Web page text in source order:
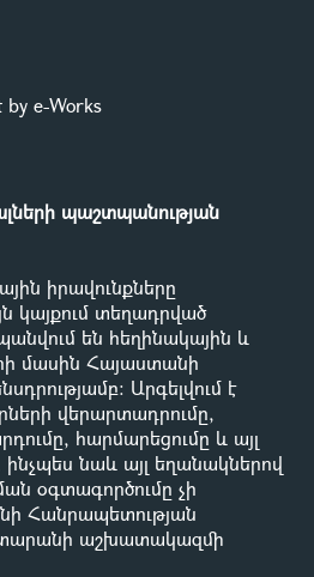
by e-Works
պաշտպանության
իրավունքները
կայքում տեղադրված
են հեղինակային և
մասին Հայաստանի
: Արգելվում է
վերարտադրումը,
հարմարեցումը և այլ
նաև այլ եղանակներով
օգտագործումը չի
Հանրապետության
աշխատակազմի